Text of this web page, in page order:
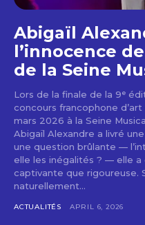
Abigaïl
l’innocence
de la Seine
Lors de la finale de la 9ᵉ
concours francophone
mars 2026 à la Seine
Abigaïl Alexandre a livré
une question brûlante —
elle les inégalités ? — elle
captivante que rigoureuse.
naturellement...
ACTUALITÉS APRIL 6, 2026